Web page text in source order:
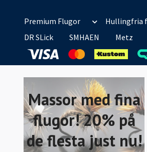
Premium Flugor Hullingfria
DR SLick
SMHAEN Metz
Massor med fina
flugor! 20% på
de flesta just nu!